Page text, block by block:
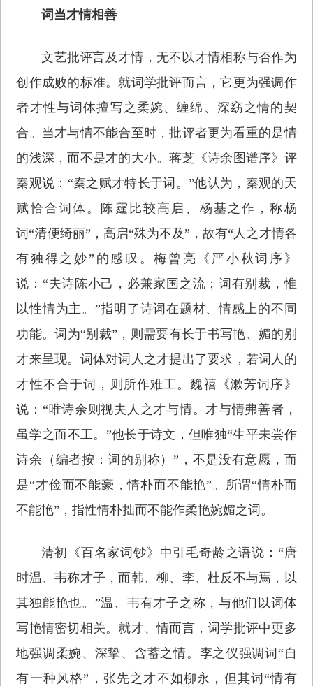
词当才情相善
文艺批评言及才情，无不以才情相称与否作为
创作成败的标准。就词学批评而言，它更为强调作
者才性与词体擅写之柔婉、缠绵、深窈之情的契
合。当才与情不能合至时，批评者更为看重的是情
的浅深，而不是才的大小。蒋芝《诗余图谱序》评
秦观说：“秦之赋才特长于词。”他认为，秦观的天
赋恰合词体。陈霆比较高启、杨基之作，称杨
词“清便绮丽”，高启“殊为不及”，故有“人之才情各
有独得之妙”的感叹。梅曾亮《严小秋词序》
说：“夫诗陈小己，必兼家国之流；词有别裁，惟
以性情为主。”指明了诗词在题材、情感上的不同
功能。词为“别裁”，则需要有长于书写艳、媚的别
才来呈现。词体对词人之才提出了要求，若词人的
才性不合于词，则所作难工。魏禧《漱芳词序》
说：“唯诗余则视夫人之才与情。才与情弗善者，
虽学之而不工。”他长于诗文，但唯独“生平未尝作
诗余（编者按：词的别称）”，不是没有意愿，而
是“才俭而不能豪，情朴而不能艳”。所谓“情朴而
不能艳”，指性情朴拙而不能作柔艳婉媚之词。
清初《百名家词钞》中引毛奇龄之语说：“唐
时温、韦称才子，而韩、柳、李、杜反不与焉，以
其独能艳也。”温、韦有才子之称，与他们以词体
写艳情密切相关。就才、情而言，词学批评中更多
地强调柔婉、深挚、含蓄之情。李之仪强调词“自
有一种风格”，张先之才不如柳永，但其词“情有